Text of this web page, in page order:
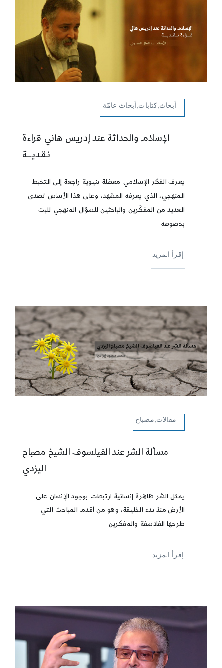
أبحاث,كتابات,أبحاث عامّة
الإسلام والحداثة عند إدريس هاني قراءة
نـقـديـــة
يعرف الفكر الإسلامي معضلة بنيوية راجعة إلى التخبط
المنهجي، الذي يعرفه المشهد، وعلى هذا الأساس تصدى
العديد من المفكّرين والباحثين للسؤال المنهجي للبت
بخصوصه
إقرأ المزيد
مقالات,مصباح
مسألة الشر عند الفيلسوف الشيخ مصباح
اليزدي
يمثل الشر ظاهرة إنسانية ارتبطت بوجود الإنسان على
الأرض منذ بدء الخليقة، وهو من أقدم المباحث التي
طرحها الفلاسفة والمفكرين
إقرأ المزيد